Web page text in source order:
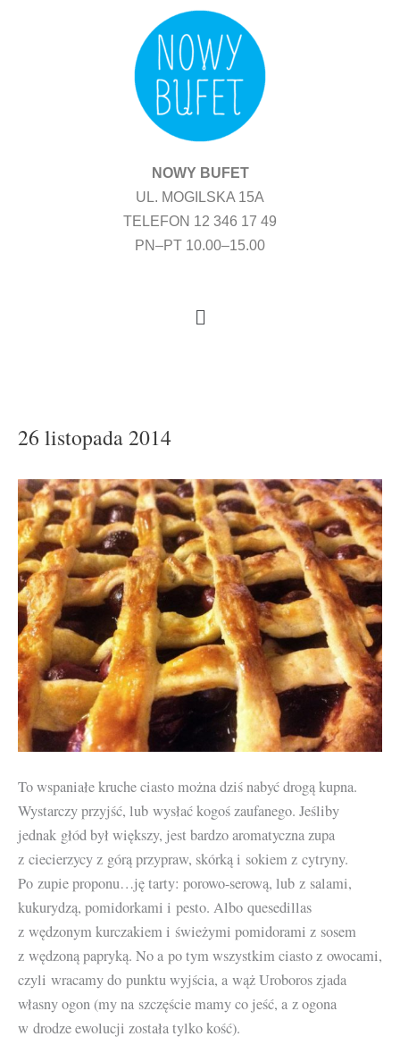
NOWY BUFET
UL. MOGILSKA 15A
TELEFON 12 346 17 49
PN–PT 10.00–15.00
Menu
26 listopada 2014
To wspaniałe kruche ciasto można dziś nabyć drogą kupna.
Wystarczy przyjść, lub wysłać kogoś zaufanego. Jeśliby
jednak głód był większy, jest bardzo aromatyczna zupa
z ciecierzycy z górą przypraw, skórką i sokiem z cytryny.
Po zupie proponu…ję tarty: porowo-serową, lub z salami,
kukurydzą, pomidorkami i pesto. Albo quesedillas
z wędzonym kurczakiem i świeżymi pomidorami z sosem
z wędzoną papryką. No a po tym wszystkim ciasto z owocami,
czyli wracamy do punktu wyjścia, a wąż Uroboros zjada
własny ogon (my na szczęście mamy co jeść, a z ogona
w drodze ewolucji została tylko kość).